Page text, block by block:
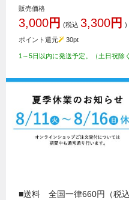
販売価格
3,000円 (税込3,300円 )
ポイント還元 30pt
1～5日以内に発送予定。（土日祝除
■送料 全国一律660円（税